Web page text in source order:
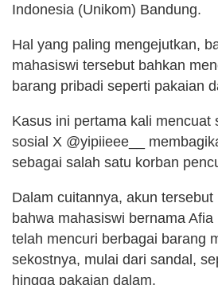
Indonesia (Unikom) Bandung.
Hal yang paling mengejutkan,
mahasiswi tersebut bahkan
barang pribadi seperti pakaian
Kasus ini pertama kali mencuat
sosial X @yipiieee__
sebagai salah satu korban
Dalam cuitannya, akun
bahwa mahasiswi bernama
telah mencuri berbagai barang
sekostnya, mulai dari sandal,
hingga pakaian dalam.